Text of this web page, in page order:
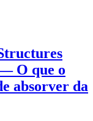
O que o
absorver da